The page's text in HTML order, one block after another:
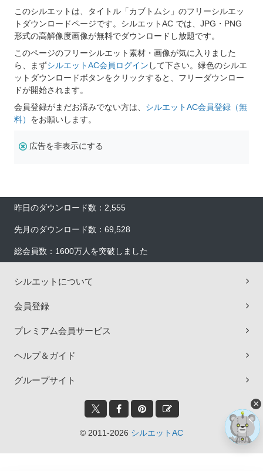
このシルエットは、タイトル「カブトムシ」のフリーシルエッ
トダウンロードページです。シルエットAC では、JPG・PNG
形式の高解像度画像が無料でダウンロードし放題です。
このページのフリーシルエット素材・画像が気に入りました
ら、まずシルエットAC会員ログイン して下さい。緑色のシルエ
ットダウンロードボタンをクリックすると、フリーダウンロー
ドが開始されます。
会員登録がまだお済みでない方は、 シルエットAC会員登録（無
料） をお願いします。
広告を非表示にする
昨日のダウンロード数：2,555
先月のダウンロード数：69,528
総会員数：1600万人を突破しました
シルエットについて
会員登録
プレミアム会員サービス
ヘルプ＆ガイド
グループサイト
© 2011-2026 シルエットAC
×